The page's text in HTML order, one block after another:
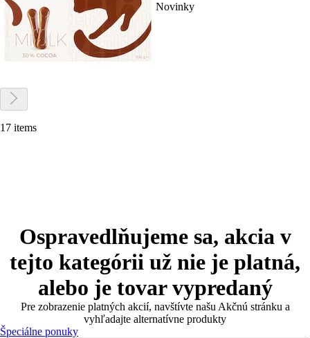
Novinky
17 items
Ospravedlňujeme sa, akcia v
tejto kategórii už nie je platná,
alebo je tovar vypredaný
Pre zobrazenie platných akcií, navštívte našu Akčnú stránku a
vyhľadajte alternatívne produkty
Špeciálne ponuky